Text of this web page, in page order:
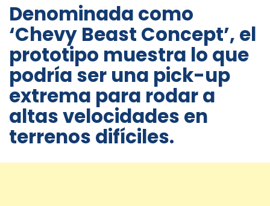
Denominada como
‘Chevy Beast Concept’, el
prototipo muestra lo que
podría ser una pick-up
extrema para rodar a
altas velocidades en
terrenos difíciles.